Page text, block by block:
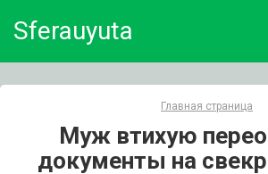
Sferauyuta
Главная страница
Муж втихую
документы на